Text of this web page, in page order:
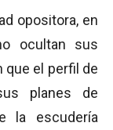
opositora, en
ocultan sus
el perfil de
planes de
la escudería